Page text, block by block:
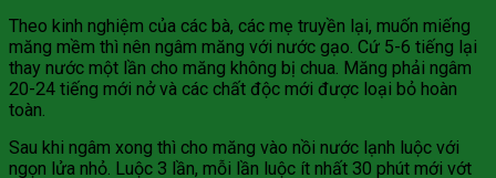
Theo kinh nghiệm của các bà, các mẹ truyền lại, muốn miếng
măng mềm thì nên ngâm măng với nước gạo. Cứ 5-6 tiếng lại
thay nước một lần cho măng không bị chua. Măng phải ngâm
20-24 tiếng mới nở và các chất độc mới được loại bỏ hoàn
toàn.
Sau khi ngâm xong thì cho măng vào nồi nước lạnh luộc với
ngọn lửa nhỏ. Luộc 3 lần, mỗi lần luộc ít nhất 30 phút mới vớt